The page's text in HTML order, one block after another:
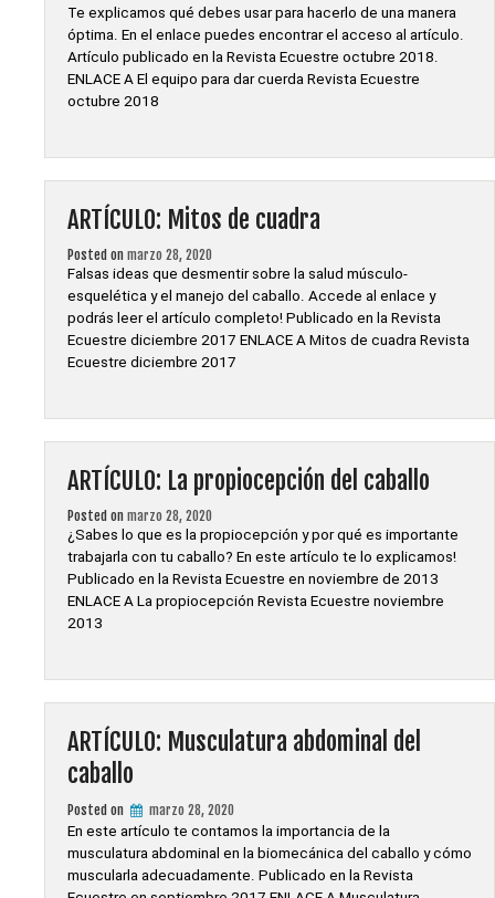
Te explicamos qué debes usar para hacerlo de una manera
óptima. En el enlace puedes encontrar el acceso al artículo.
Artículo publicado en la Revista Ecuestre octubre 2018.
ENLACE A El equipo para dar cuerda Revista Ecuestre
octubre 2018
ARTÍCULO: Mitos de cuadra
Posted on marzo 28, 2020
Falsas ideas que desmentir sobre la salud músculo-
esquelética y el manejo del caballo. Accede al enlace y
podrás leer el artículo completo! Publicado en la Revista
Ecuestre diciembre 2017 ENLACE A Mitos de cuadra Revista
Ecuestre diciembre 2017
ARTÍCULO: La propiocepción del caballo
Posted on marzo 28, 2020
¿Sabes lo que es la propiocepción y por qué es importante
trabajarla con tu caballo? En este artículo te lo explicamos!
Publicado en la Revista Ecuestre en noviembre de 2013
ENLACE A La propiocepción Revista Ecuestre noviembre
2013
ARTÍCULO: Musculatura abdominal del
caballo
Posted on
marzo 28, 2020
En este artículo te contamos la importancia de la
musculatura abdominal en la biomecánica del caballo y cómo
muscularla adecuadamente. Publicado en la Revista